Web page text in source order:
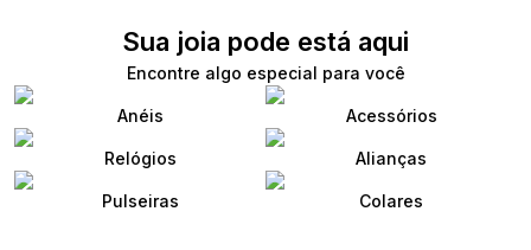
Sua joia pode está aqui
Encontre algo especial para você
Anéis Acessórios
Relógios Alianças
Pulseiras Colares